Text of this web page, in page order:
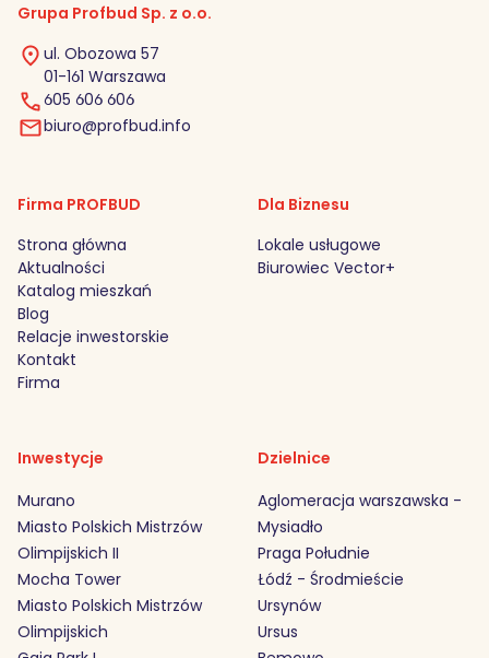
Grupa Profbud Sp. z o.o.
ul. Obozowa 57
01-161 Warszawa
605 606 606
biuro@profbud.info
Firma PROFBUD
Strona główna
Aktualności
Katalog mieszkań
Blog
Relacje inwestorskie
Kontakt
Firma
Dla Biznesu
Lokale usługowe
Biurowiec Vector+
Inwestycje
Murano
Miasto Polskich Mistrzów
Olimpijskich II
Mocha Tower
Miasto Polskich Mistrzów
Olimpijskich
Dzielnice
Aglomeracja warszawska -
Mysiadło
Praga Południe
Łódź - Środmieście
Ursynów
Ursus